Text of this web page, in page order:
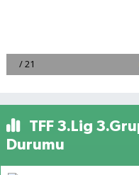
TFF 3.Lig
Durumu